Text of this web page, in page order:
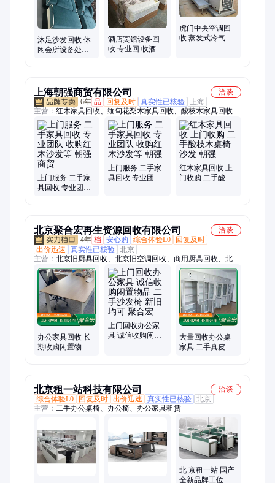
箱、电子设备
沐足沙发回收 休
闲会所设备处理
酒店宾馆设备回
收 专业回 收酒 店
虎门中央空调回
收 蒸发式冷气机
上海朝强商贸有限公司
洽谈
6年 品 回复及时 真实性已核验
上海
主营： 红木家具回收、缅甸花梨木家具回收、酸枝木家具回收、
二手红木家具回收、老红木家具回收、旧红木家具回收、新红木
家具回收、大红酸枝家具、红酸枝木家具、黄花梨家具回收、小
叶紫檀家具回收
上门服务 二手家
具回收 专业团队
上门服务 二手家
具回收 专业团队
红木家具回收 上
门收购 二手酸枝
北京聚合宏再生资源回收有限公司
洽谈
4年 档 安心购 综合体验L0
回复及时
出价迅速
真实性已核验 北京
主营： 北京旧厨具回收、北京旧空调回收、商用厨具回收、北京
二手厨具回收、北京二手厨房设备回收、北京二手酒店用品回
收、北京二手餐桌椅回收、北京二手酒店家具回收、北京二手空
调回收、北京二手超市货架回收、北京二手货架回收、北京二手
仓储货架回收、北京二手上下床回收、北京二手高低床回收、北
京二手上下铺回收、北京二手办公桌椅回收、北京二手办公家具
回收、北京二手商用厨具回收、北京二手制冷设备回收、北京二
手饭店设备回收、二手厨具回收、二手厨房设备回收、制冷设备
回收、饭店设备回收、厨具回收
办公家具回收 长
期收购闲置物品
上门回收办公家
具 诚信收购闲置
大量回收办公桌
家具 二手真皮仿
北京租一站科技有限公司
洽谈
综合体验L0
回复及时 出价迅速 真实性已核验 北京
主营： 二手办公桌椅、办公椅、办公家具租赁
北 京租一站 国产
全新品牌工位 二